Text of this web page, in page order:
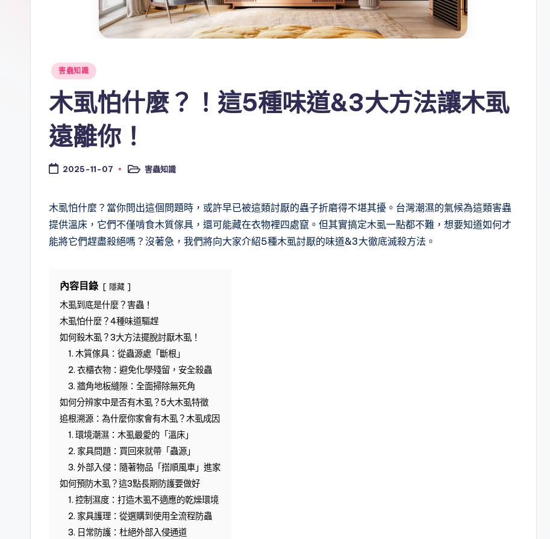
Posted
害蟲知識
木虱怕什麼？！這5種味道&3大方法讓木虱
遠離你！
2025-11-07
Posted害蟲知識
木虱怕什麼？當你問出這個問題時，或許早已被這類討厭的蟲子折磨得不堪其擾。台灣潮濕的氣候為這類害蟲
提供溫床，它們不僅啃食木質傢具，還可能藏在衣物裡四處竄。但其實搞定木虱一點都不難，想要知道如何才
能將它們趕盡殺絕嗎？沒著急，我們將向大家介紹5種木虱討厭的味道&3大徹底滅殺方法。
內容目錄 隱藏
木虱到底是什麼？害蟲！
木虱怕什麼？4種味道驅趕
如何殺木虱？3大方法擺脫討厭木虱！
1. 木質傢具：從蟲源處「斷根」
2. 衣櫃衣物：避免化學殘留，安全殺蟲
3. 牆角地板縫隙：全面掃除無死角
如何分辨家中是否有木虱？5大木虱特徵
追根溯源：為什麼你家會有木虱？木虱成因
1. 環境潮濕：木虱最愛的「溫床」
2. 家具問題：買回來就帶「蟲源」
3. 外部入侵：隨著物品「搭順風車」進家
如何預防木虱？這3點長期防護要做好
1. 控制濕度：打造木虱不適應的乾燥環境
2. 家具護理：從選購到使用全流程防蟲
3. 日常防護：杜絕外部入侵通道